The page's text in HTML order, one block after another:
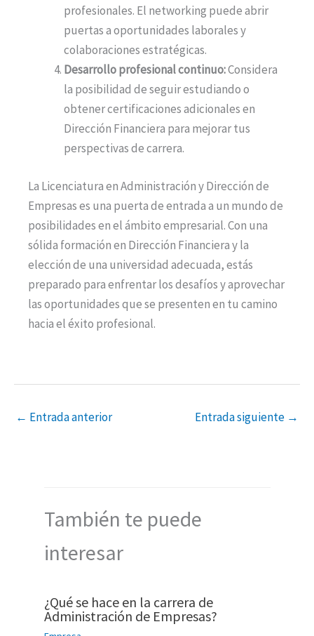
profesionales. El networking puede abrir
puertas a oportunidades laborales y
colaboraciones estratégicas.
Desarrollo profesional continuo:Considera
la posibilidad de seguir estudiando o
obtener certificaciones adicionales en
Dirección Financiera para mejorar tus
perspectivas de carrera.
La Licenciatura en Administración y Dirección de
Empresas es una puerta de entrada a un mundo de
posibilidades en el ámbito empresarial. Con una
sólida formación en Dirección Financiera y la
elección de una universidad adecuada, estás
preparado para enfrentar los desafíos y aprovechar
las oportunidades que se presenten en tu camino
hacia el éxito profesional.
← Entrada anterior Entrada siguiente →
También te puede
interesar
¿Qué se hace en la carrera de
Administración de Empresas?